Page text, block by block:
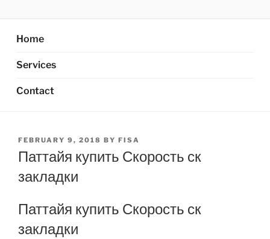
content
Home
Services
Contact
POSTED
ON
FEBRUARY 9, 2018 BY FISA
Паттайя купить Скорость ск
закладки
Паттайя купить Скорость ск
закладки